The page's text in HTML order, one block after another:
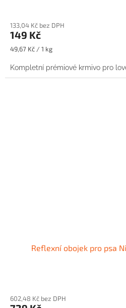
133,04 Kč bez DPH
149 Kč
Měrná
49,67 Kč / 1 kg
Kompletní prémiové krmivo pro
Reflexní obojek pro psa
602,48 Kč bez DPH